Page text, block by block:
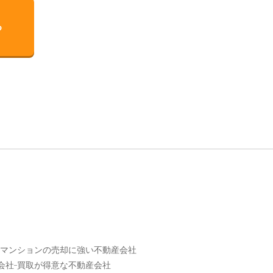
マンションの売却に強い不動産会社
社 買取が得意な不動産会社